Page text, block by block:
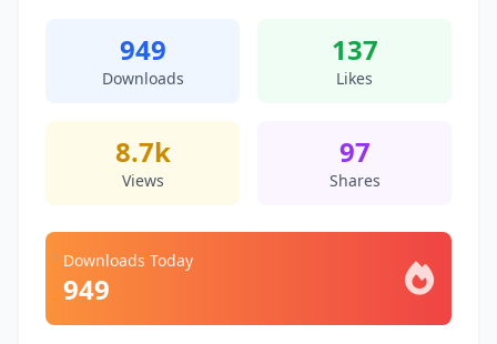
949
Downloads
137
Likes
8.7k
Views
97
Shares
Downloads Today
949